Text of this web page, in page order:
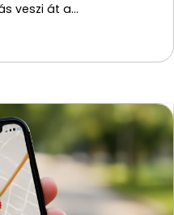
veszi át a…